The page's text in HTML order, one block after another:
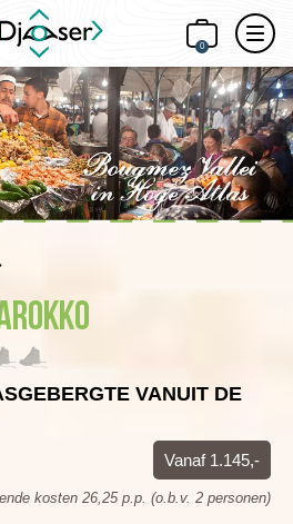
0
VANUIT DE
Vanaf 1.145,-
kosten 26,25 p.p. (o.b.v. 2 personen)